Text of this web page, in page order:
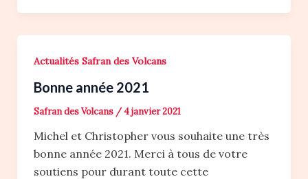
Actualités Safran des Volcans
Bonne année 2021
Safran des Volcans /4 janvier 2021
Michel et Christopher vous souhaite une très
bonne année 2021. Merci à tous de votre
soutiens pour durant toute cette